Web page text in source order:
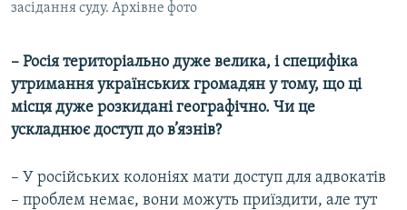
засідання суду. Архівне фото
– Росія територіально дуже велика, і специфіка
утримання українських громадян у тому, що ці
місця дуже розкидані географічно. Чи це
ускладнює доступ до в’язнів?
– У російських колоніях мати доступ для адвокатів
– проблем немає, вони можуть приїздити, але тут